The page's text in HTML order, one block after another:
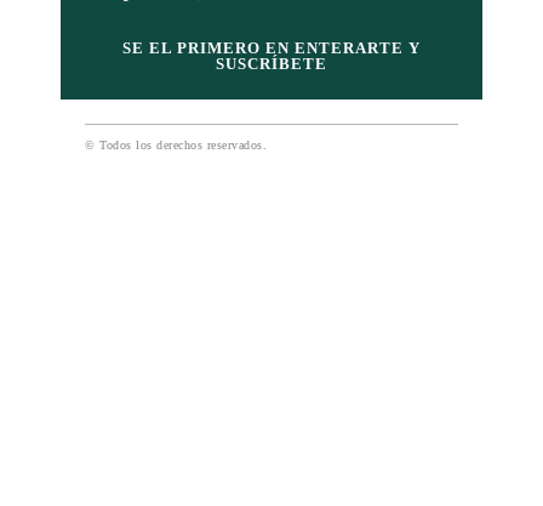
SE EL PRIMERO EN ENTERARTE Y
SUSCRÍBETE
© Todos los derechos reservados.